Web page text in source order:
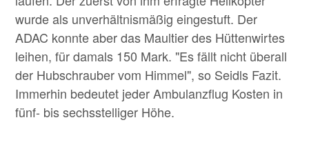
wurde als unverhältnismäßig eingestuft. Der
ADAC konnte aber das Maultier des Hüttenwirtes
leihen, für damals 150 Mark. "Es fällt nicht überall
der Hubschrauber vom Himmel", so Seidls Fazit.
Immerhin bedeutet jeder Ambulanzflug Kosten in
fünf- bis sechsstelliger Höhe.